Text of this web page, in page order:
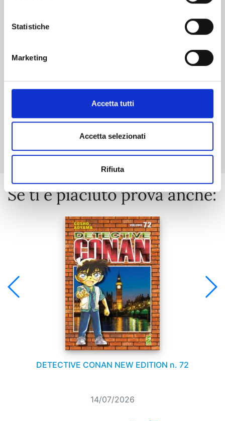
Statistiche
Marketing
Accetta tutti
Accetta selezionati
Rifiuta
Mostra tutto
Se ti è piaciuto prova anche:
DETECTIVE CONAN NEW EDITION n. 72
14/07/2026